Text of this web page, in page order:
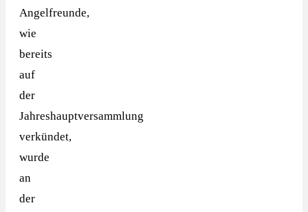
Angelfreunde,
wie
bereits
auf
der
Jahreshauptversammlung
verkündet,
wurde
an
der